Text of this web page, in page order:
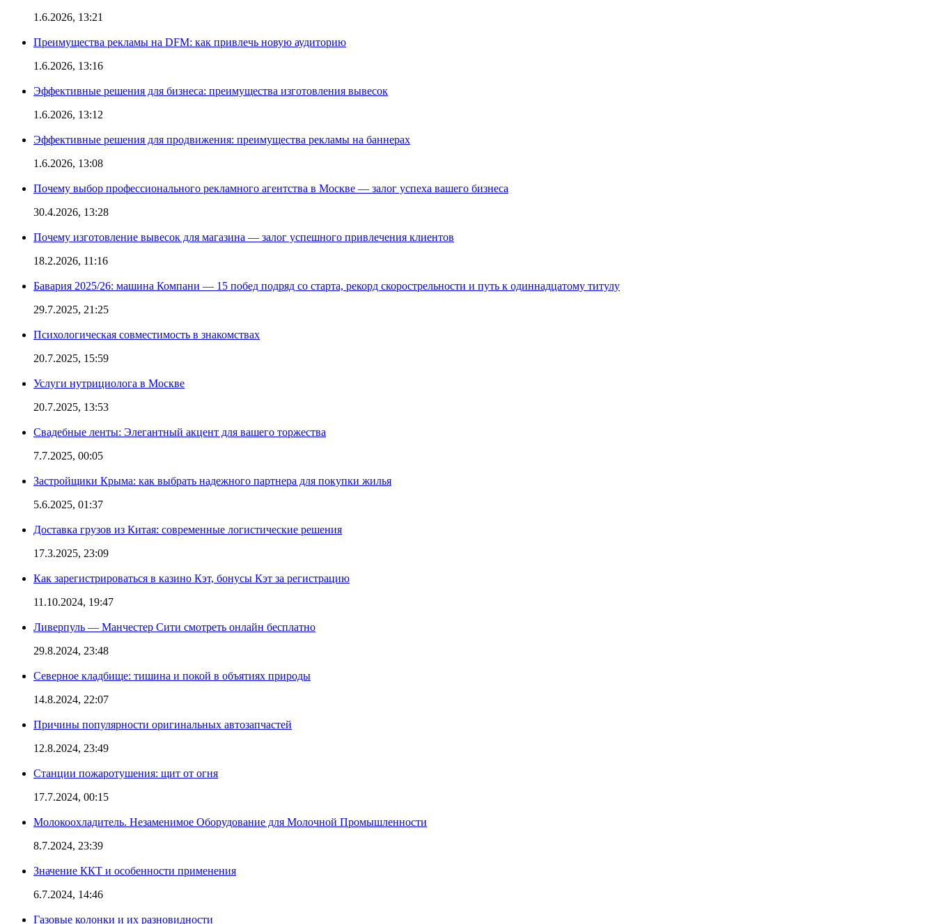
1.6.2026, 13:21
Преимущества рекламы на DFM: как привлечь новую аудиторию
1.6.2026, 13:16
Эффективные решения для бизнеса: преимущества изготовления вывесок
1.6.2026, 13:12
Эффективные решения для продвижения: преимущества рекламы на баннерах
1.6.2026, 13:08
Почему выбор профессионального рекламного агентства в Москве — залог успеха вашего бизнеса
30.4.2026, 13:28
Почему изготовление вывесок для магазина — залог успешного привлечения клиентов
18.2.2026, 11:16
Бавария 2025/26: машина Компани — 15 побед подряд со старта, рекорд скорострельности и путь к одиннадцатому титулу
29.7.2025, 21:25
Психологическая совместимость в знакомствах
20.7.2025, 15:59
Услуги нутрициолога в Москве
20.7.2025, 13:53
Свадебные ленты: Элегантный акцент для вашего торжества
7.7.2025, 00:05
Застройщики Крыма: как выбрать надежного партнера для покупки жилья
5.6.2025, 01:37
Доставка грузов из Китая: современные логистические решения
17.3.2025, 23:09
Как зарегистрироваться в казино Кэт, бонусы Кэт за регистрацию
11.10.2024, 19:47
Ливерпуль — Манчестер Сити смотреть онлайн бесплатно
29.8.2024, 23:48
Северное кладбище: тишина и покой в объятиях природы
14.8.2024, 22:07
Причины популярности оригинальных автозапчастей
12.8.2024, 23:49
Станции пожаротушения: щит от огня
17.7.2024, 00:15
Молокоохладитель. Незаменимое Оборудование для Молочной Промышленности
8.7.2024, 23:39
Значение ККТ и особенности применения
6.7.2024, 14:46
Газовые колонки и их разновидности